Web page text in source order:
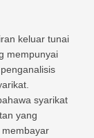
keluar tunai
mempunyai
syarikat
yang